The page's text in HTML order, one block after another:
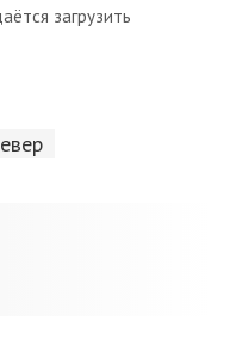
загрузить